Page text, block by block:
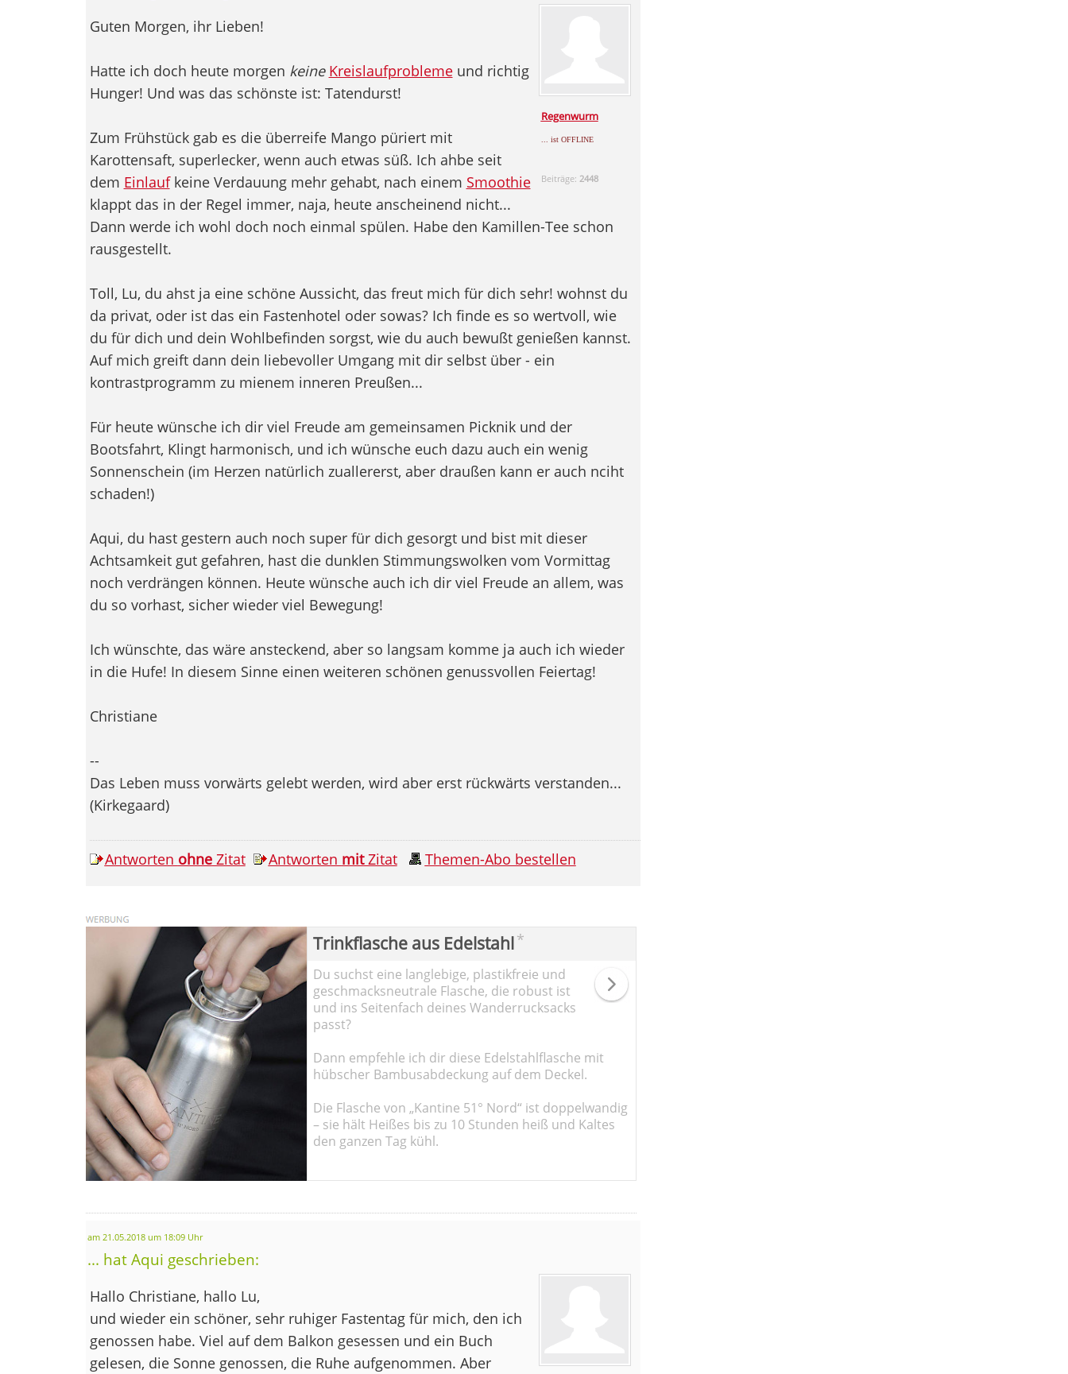
Regenwurm
... ist OFFLINE
Beiträge: 2448
Guten Morgen, ihr Lieben!
Hatte ich doch heute morgen keine Kreislaufproblemeund richtig
Hunger! Und was das schönste ist: Tatendurst!
Zum Frühstück gab es die überreife Mango püriert mit
Karottensaft, superlecker, wenn auch etwas süß. Ich ahbe seit
dem Einlaufkeine Verdauung mehr gehabt, nach einem Smoothie
klappt das in der Regel immer, naja, heute anscheinend nicht...
Dann werde ich wohl doch noch einmal spülen. Habe den Kamillen-Tee schon
rausgestellt.
Toll, Lu, du ahst ja eine schöne Aussicht, das freut mich für dich sehr! wohnst du
da privat, oder ist das ein Fastenhotel oder sowas? Ich finde es so wertvoll, wie
du für dich und dein Wohlbefinden sorgst, wie du auch bewußt genießen kannst.
Auf mich greift dann dein liebevoller Umgang mit dir selbst über - ein
kontrastprogramm zu mienem inneren Preußen...
Für heute wünsche ich dir viel Freude am gemeinsamen Picknik und der
Bootsfahrt, Klingt harmonisch, und ich wünsche euch dazu auch ein wenig
Sonnenschein (im Herzen natürlich zuallererst, aber draußen kann er auch nciht
schaden!)
Aqui, du hast gestern auch noch super für dich gesorgt und bist mit dieser
Achtsamkeit gut gefahren, hast die dunklen Stimmungswolken vom Vormittag
noch verdrängen können. Heute wünsche auch ich dir viel Freude an allem, was
du so vorhast, sicher wieder viel Bewegung!
Ich wünschte, das wäre ansteckend, aber so langsam komme ja auch ich wieder
in die Hufe! In diesem Sinne einen weiteren schönen genussvollen Feiertag!
Christiane
--
Das Leben muss vorwärts gelebt werden, wird aber erst rückwärts verstanden...
(Kirkegaard)
Antworten ohneZitat Antworten mitZitat Themen-Abo bestellen
Trinkflasche aus Edelstahl*
Du suchst eine langlebige, plastikfreie und
geschmacksneutrale Flasche, die robust ist
und ins Seitenfach deines Wanderrucksacks
passt?
Dann empfehle ich dir diese Edelstahlflasche mit
hübscher Bambusabdeckung auf dem Deckel.
Die Flasche von „Kantine 51° Nord“ ist doppelwandig
– sie hält Heißes bis zu 10 Stunden heiß und Kaltes
den ganzen Tag kühl.
am 21.05.2018 um 18:09 Uhr
... hat Aqui geschrieben:
Hallo Christiane, hallo Lu,
und wieder ein schöner, sehr ruhiger Fastentag für mich, den ich
genossen habe. Viel auf dem Balkon gesessen und ein Buch
gelesen, die Sonne genossen, die Ruhe aufgenommen. Aber